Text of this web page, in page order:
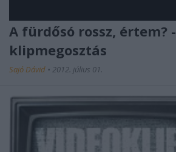
A fürdősó rossz, értem? -
klipmegosztás
Sajó Dávid • 2012. július 01.